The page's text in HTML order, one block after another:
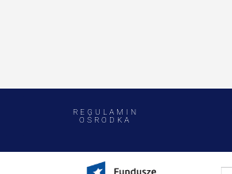
REGULAMIN
OŚRODKA